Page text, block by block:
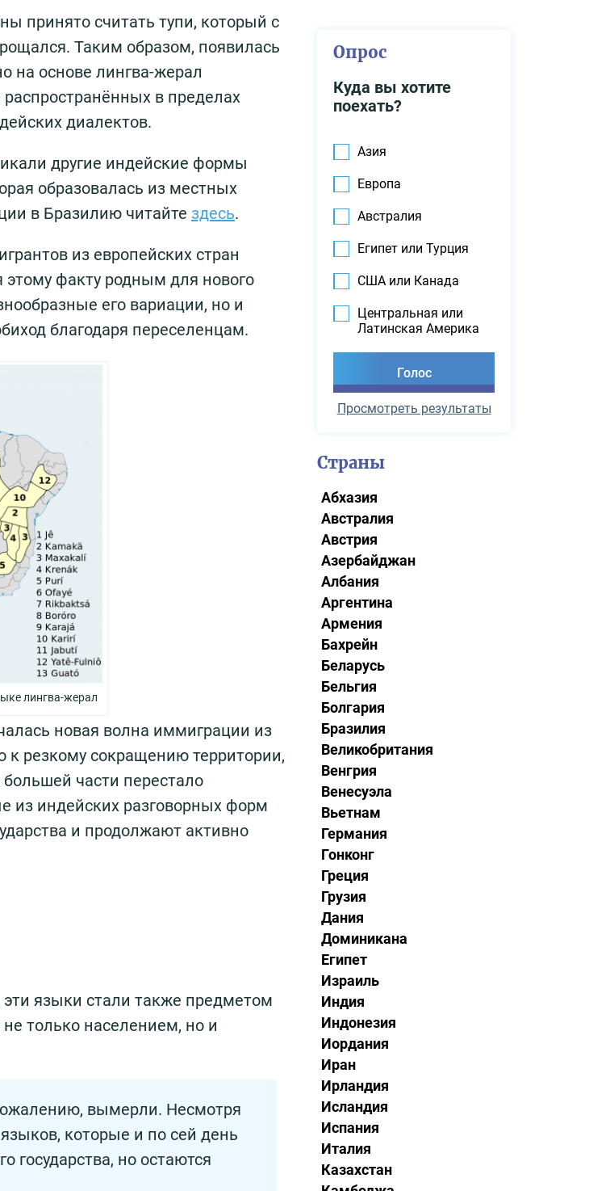
принято считать тупи, который с
Таким образом, появилась
на основе лингва-жерал
в пределах
диалектов.
другие индейские формы
образовалась из местных
в Бразилию читайте здесь.
из европейских стран
этому факту родным для нового
его вариации, но и
благодаря переселенцам.
лингва-жерал
новая волна иммиграции из
к резкому сокращению территории,
части перестало
из индейских разговорных форм
и продолжают активно
языки стали также предметом
только населением, но и
вымерли. Несмотря
которые и по сей день
государства, но остаются
Опрос
Куда вы хотите
поехать?
Азия
Европа
Австралия
Египет или Турция
США или Канада
Центральная или
Латинская Америка
Просмотреть результаты
Страны
Абхазия
Австралия
Австрия
Азербайджан
Албания
Аргентина
Армения
Бахрейн
Беларусь
Бельгия
Болгария
Бразилия
Великобритания
Венгрия
Венесуэла
Вьетнам
Германия
Гонконг
Греция
Грузия
Дания
Доминикана
Египет
Израиль
Индия
Индонезия
Иордания
Иран
Ирландия
Исландия
Испания
Италия
Казахстан